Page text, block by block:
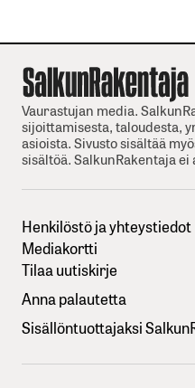
Vaurastujan media.
sijoittamisesta, taloudesta,
asioista. Sivusto sisältää
sisältöä. SalkunRakentaja
Henkilöstö ja yhteystiedot
Mediakortti
Tilaa uutiskirje
Anna palautetta
Sisällöntuottajaksi